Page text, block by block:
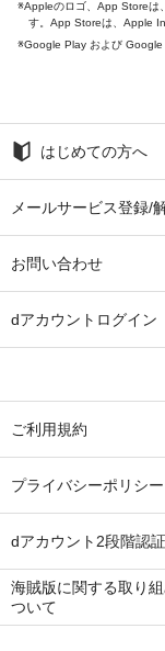
Appleのロゴ、App Storeは
す。App Storeは、Apple
Google Play および Google
はじめての方へ
メールサービス登録/
お問い合わせ
dアカウントログイン
ご利用規約
プライバシーポリシー
dアカウント2段階認
海賊版に関する取り
ついて